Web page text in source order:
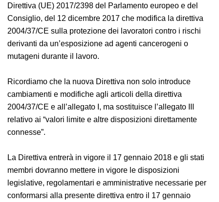
Direttiva (UE) 2017/2398 del Parlamento europeo e del
Consiglio, del 12 dicembre 2017 che modifica la
direttiva 2004/37/CE sulla protezione dei lavoratori
contro i rischi derivanti da un’esposizione ad agenti
cancerogeni o mutageni durante il lavoro.
Ricordiamo che la nuova Direttiva non solo introduce
cambiamenti e modifiche agli articoli della direttiva
2004/37/CE e all’allegato I, ma sostituisce l’allegato III
relativo ai “valori limite e altre disposizioni
direttamente connesse”.
La Direttiva entrerà in vigore il 17 gennaio 2018 e gli
stati membri dovranno mettere in vigore le
disposizioni legislative, regolamentari e amministrative
necessarie per conformarsi alla presente direttiva